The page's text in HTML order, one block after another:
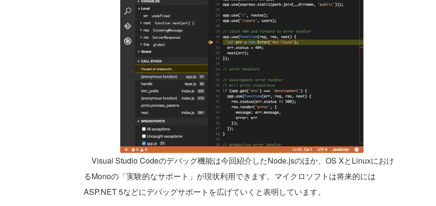
Visual Studio Codeのデバッグ機能は今回紹介したNode.jsのほか、OS XとLinuxにおけ
るMonoの「実験的なサポート」が現状利用できます。マイクロソフトは将来的には
ASP.NET 5などにデバッグサポートを広げていくと表明しています。